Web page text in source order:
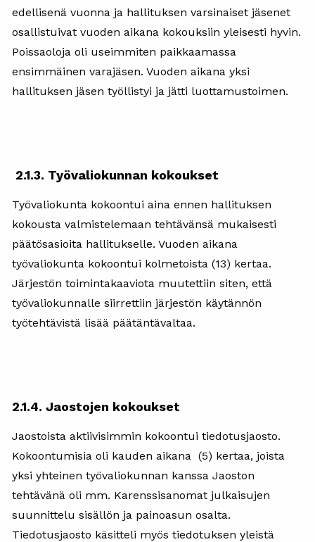
edellisenä vuonna ja hallituksen varsinaiset jäsenet
osallistuivat vuoden aikana kokouksiin yleisesti hyvin.
Poissaoloja oli useimmiten paikkaamassa
ensimmäinen varajäsen. Vuoden aikana yksi
hallituksen jäsen työllistyi ja jätti luottamustoimen.
2.1.3. Työvaliokunnan kokoukset
Työvaliokunta kokoontui aina ennen hallituksen
kokousta valmistelemaan tehtävänsä mukaisesti
päätösasioita hallitukselle. Vuoden aikana
työvaliokunta kokoontui kolmetoista (13) kertaa.
Järjestön toimintakaaviota muutettiin siten, että
työvaliokunnalle siirrettiin järjestön käytännön
työtehtävistä lisää päätäntävaltaa.
2.1.4. Jaostojen kokoukset
Jaostoista aktiivisimmin kokoontui tiedotusjaosto.
Kokoontumisia oli kauden aikana (5) kertaa, joista
yksi yhteinen työvaliokunnan kanssa Jaoston
tehtävänä oli mm. Karenssisanomat julkaisujen
suunnittelu sisällön ja painoasun osalta.
Tiedotusjaosto käsitteli myös tiedotuksen yleistä